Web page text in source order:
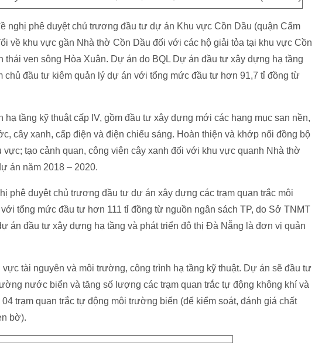
nghị phê duyệt chủ trương đầu tư dự án Khu vực Cồn Dầu (quận Cẩm
về khu vực gần Nhà thờ Cồn Dầu đối với các hộ giải tỏa tại khu vực Cồn
thái ven sông Hòa Xuân. Dự án do BQL Dự án đầu tư xây dựng hạ tầng
chủ đầu tư kiêm quản lý dự án với tổng mức đầu tư hơn 91,7 tỉ đồng từ
tầng kỹ thuật cấp IV, gồm đầu tư xây dựng mới các hạng mục san nền,
cây xanh, cấp điện và điện chiếu sáng. Hoàn thiện và khớp nối đồng bộ
vực; tạo cảnh quan, công viên cây xanh đối với khu vực quanh Nhà thờ
án năm 2018 – 2020.
phê duyệt chủ trương đầu tư dự án xây dựng các trạm quan trắc môi
tổng mức đầu tư hơn 111 tỉ đồng từ nguồn ngân sách TP, do Sở TNMT
án đầu tư xây dựng hạ tầng và phát triển đô thị Đà Nẵng là đơn vị quản
tài nguyên và môi trường, công trình hạ tầng kỹ thuật. Dự án sẽ đầu tư
nước biển và tăng số lượng các trạm quan trắc tự động không khí và
trạm quan trắc tự động môi trường biển (để kiểm soát, đánh giá chất
bờ).